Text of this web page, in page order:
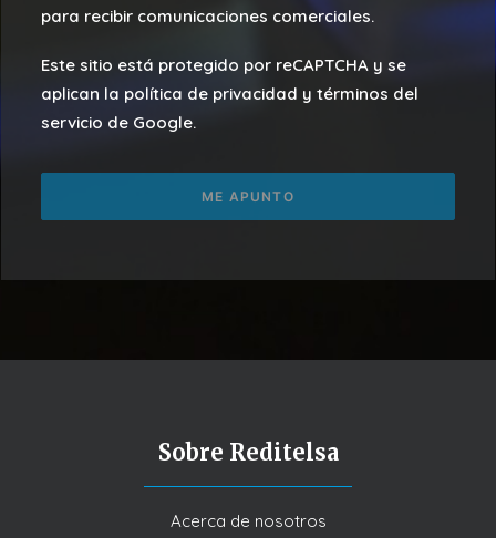
para recibir comunicaciones comerciales.
Este sitio está protegido por reCAPTCHA y se
aplican la política de privacidad y términos del
servicio de Google.
Sobre Reditelsa
Acerca de nosotros